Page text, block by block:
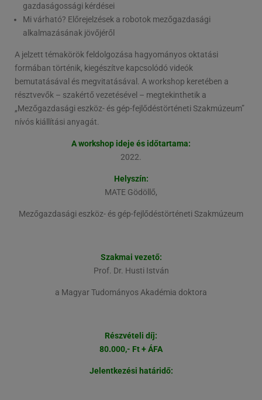
gazdaságossági kérdései
Mi várható? Előrejelzések a robotok mezőgazdasági
alkalmazásának jövőjéről
A jelzett témakörök feldolgozása hagyományos oktatási
formában történik, kiegészítve kapcsolódó videók
bemutatásával és megvitatásával. A workshop keretében a
résztvevők – szakértő vezetésével – megtekinthetik a
„Mezőgazdasági eszköz- és gép-fejlődéstörténeti Szakmúzeum”
nívós kiállítási anyagát.
A workshop ideje és időtartama:
2022.
Helyszín:
MATE Gödöllő,
Mezőgazdasági eszköz- és gép-fejlődéstörténeti Szakmúzeum
Szakmai vezető:
Prof. Dr. Husti István
a Magyar Tudományos Akadémia doktora
Részvételi díj:
80.000,- Ft + ÁFA
Jelentkezési határidő: